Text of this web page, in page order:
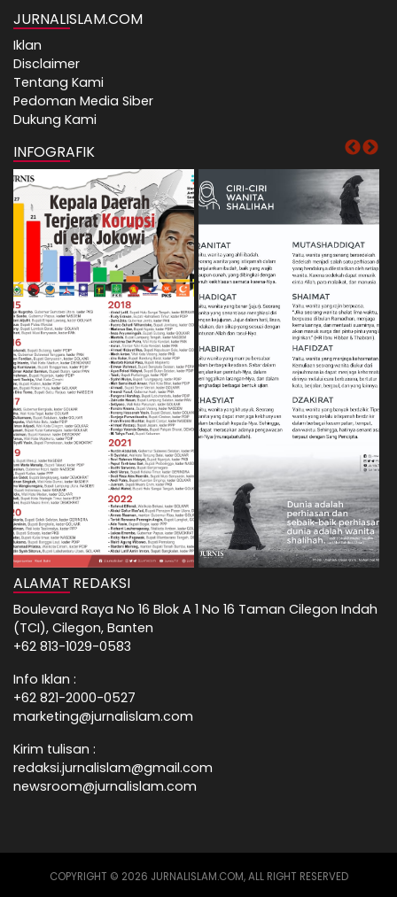
JURNALISLAM.COM
Iklan
Disclaimer
Tentang Kami
Pedoman Media Siber
Dukung Kami
INFOGRAFIK
ALAMAT REDAKSI
Boulevard Raya No 16 Blok A 1 No 16 Taman Cilegon Indah
(TCI), Cilegon, Banten
+62 813-1029-0583
Info Iklan :
+62 821-2000-0527
marketing@jurnalislam.com
Kirim tulisan :
redaksi.jurnalislam@gmail.com
newsroom@jurnalislam.com
COPYRIGHT © 2026 JURNALISLAM.COM, ALL RIGHT RESERVED